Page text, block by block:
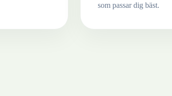
som passar dig bäst.